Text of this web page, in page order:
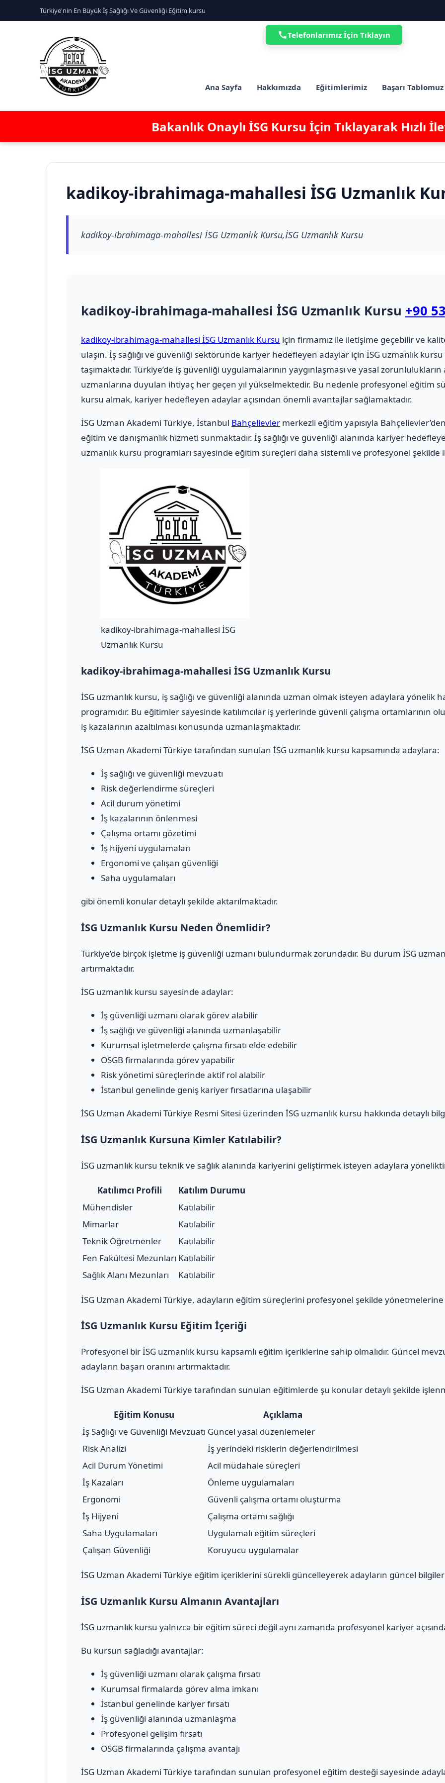
Türkiye'nin En Büyük İş Sağlığı Ve Güvenliği Eğitim kursu
Ana Sayfa Hakkımızda Eğitimlerimiz Başarı Tablomuz
Bakanlık Onaylı İSG Kursu İçin Tıklayarak Hızlı
kadikoy-ibrahimaga-mahallesi İSG Uzmanlık
kadikoy-ibrahimaga-mahallesi İSG Uzmanlık Kursu,İSG Uzmanlık Kursu
kadikoy-ibrahimaga-mahallesi İSG Uzmanlık Kursu +90
kadikoy-ibrahimaga-mahallesi İSG Uzmanlık Kursu için firmamız ile iletişime geçebilir ve
ulaşın. İş sağlığı ve güvenliği sektöründe kariyer hedefleyen adaylar için İSG uzmanlık
taşımaktadır. Türkiye’de iş güvenliği uygulamalarının yaygınlaşması ve yasal
uzmanlarına duyulan ihtiyaç her geçen yıl yükselmektedir. Bu nedenle profesyonel eğitim
kursu almak, kariyer hedefleyen adaylar açısından önemli avantajlar sağlamaktadır.
İSG Uzman Akademi Türkiye, İstanbul Bahçelievler merkezli eğitim yapısıyla
eğitim ve danışmanlık hizmeti sunmaktadır. İş sağlığı ve güvenliği alanında kariyer
uzmanlık kursu programları sayesinde eğitim süreçleri daha sistemli ve profesyonel şekilde
kadikoy-ibrahimaga-mahallesi İSG
Uzmanlık Kursu
kadikoy-ibrahimaga-mahallesi İSG Uzmanlık Kursu
İSG uzmanlık kursu, iş sağlığı ve güvenliği alanında uzman olmak isteyen adaylara yönelik
programıdır. Bu eğitimler sayesinde katılımcılar iş yerlerinde güvenli çalışma ortamlarının
iş kazalarının azaltılması konusunda uzmanlaşmaktadır.
İSG Uzman Akademi Türkiye tarafından sunulan İSG uzmanlık kursu kapsamında adaylara:
İş sağlığı ve güvenliği mevzuatı
Risk değerlendirme süreçleri
Acil durum yönetimi
İş kazalarının önlenmesi
Çalışma ortamı gözetimi
İş hijyeni uygulamaları
Ergonomi ve çalışan güvenliği
Saha uygulamaları
gibi önemli konular detaylı şekilde aktarılmaktadır.
İSG Uzmanlık Kursu Neden Önemlidir?
Türkiye’de birçok işletme iş güvenliği uzmanı bulundurmak zorundadır. Bu durum İSG
artırmaktadır.
İSG uzmanlık kursu sayesinde adaylar:
İş güvenliği uzmanı olarak görev alabilir
İş sağlığı ve güvenliği alanında uzmanlaşabilir
Kurumsal işletmelerde çalışma fırsatı elde edebilir
OSGB firmalarında görev yapabilir
Risk yönetimi süreçlerinde aktif rol alabilir
İstanbul genelinde geniş kariyer fırsatlarına ulaşabilir
İSG Uzman Akademi Türkiye Resmi Sitesi üzerinden İSG uzmanlık kursu hakkında detaylı
İSG Uzmanlık Kursuna Kimler Katılabilir?
İSG uzmanlık kursu teknik ve sağlık alanında kariyerini geliştirmek isteyen adaylara
Katılımcı Profili
Katılım Durumu
Mühendisler
Katılabilir
Mimarlar
Katılabilir
Teknik Öğretmenler
Katılabilir
Fen Fakültesi Mezunları Katılabilir
Sağlık Alanı Mezunları
Katılabilir
İSG Uzman Akademi Türkiye, adayların eğitim süreçlerini profesyonel şekilde yönetmelerine
İSG Uzmanlık Kursu Eğitim İçeriği
Profesyonel bir İSG uzmanlık kursu kapsamlı eğitim içeriklerine sahip olmalıdır. Güncel
adayların başarı oranını artırmaktadır.
İSG Uzman Akademi Türkiye tarafından sunulan eğitimlerde şu konular detaylı şekilde
Eğitim Konusu
Açıklama
İş Sağlığı ve Güvenliği Mevzuatı Güncel yasal düzenlemeler
Risk Analizi
İş yerindeki risklerin değerlendirilmesi
Acil Durum Yönetimi
Acil müdahale süreçleri
İş Kazaları
Önleme uygulamaları
Ergonomi
Güvenli çalışma ortamı oluşturma
İş Hijyeni
Çalışma ortamı sağlığı
Saha Uygulamaları
Uygulamalı eğitim süreçleri
Çalışan Güvenliği
Koruyucu uygulamalar
İSG Uzman Akademi Türkiye eğitim içeriklerini sürekli güncelleyerek adayların güncel
İSG Uzmanlık Kursu Almanın Avantajları
İSG uzmanlık kursu yalnızca bir eğitim süreci değil aynı zamanda profesyonel kariyer
Bu kursun sağladığı avantajlar:
İş güvenliği uzmanı olarak çalışma fırsatı
Kurumsal firmalarda görev alma imkanı
İstanbul genelinde kariyer fırsatı
İş güvenliği alanında uzmanlaşma
Profesyonel gelişim fırsatı
OSGB firmalarında çalışma avantajı
İSG Uzman Akademi Türkiye tarafından sunulan profesyonel eğitim desteği sayesinde
Telefonlarımız İçin Tıklayın